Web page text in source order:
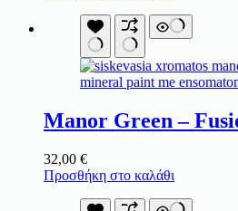
32,00 €.είναι:
26,00 €.
Manor Green –
32,00 €
Προσθήκη στο καλάθι